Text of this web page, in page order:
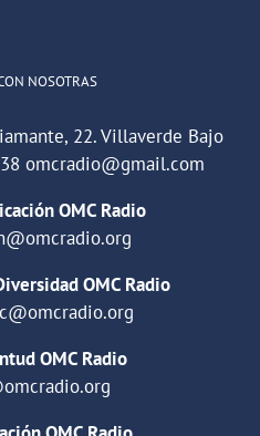
NOSOTRAS
22. Villaverde Bajo
omcradio@gmail.com
OMC Radio
OMC Radio
OMC Radio